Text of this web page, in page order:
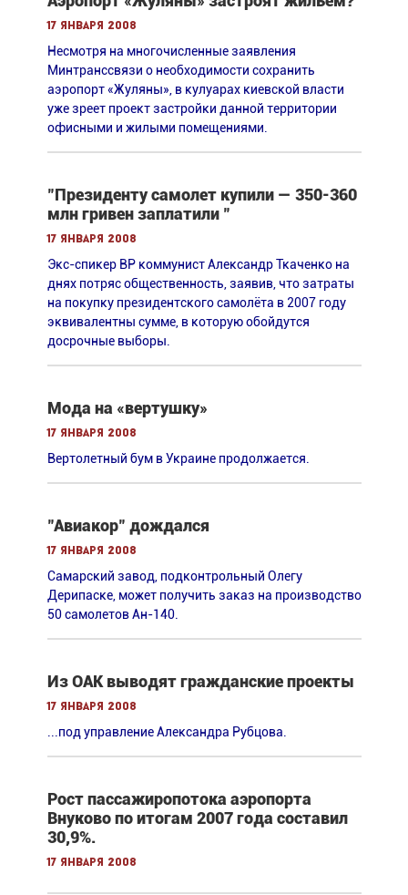
17 января 2008
Несмотря на многочисленные заявления
Минтранссвязи о необходимости сохранить
аэропорт «Жуляны», в кулуарах киевской власти
уже зреет проект застройки данной территории
офисными и жилыми помещениями.
"Президенту самолет купили — 350-360
млн гривен заплатили "
17 января 2008
Экс-спикер ВР коммунист Александр Ткаченко на
днях потряс общественность, заявив, что затраты
на покупку президентского самолёта в 2007 году
эквивалентны сумме, в которую обойдутся
досрочные выборы.
Мода на «вертушку»
17 января 2008
Вертолетный бум в Украине продолжается.
"Авиакор" дождался
17 января 2008
Cамарский завод, подконтрольный Олегу
Дерипаске, может получить заказ на производство
50 самолетов Ан-140.
Из ОАК выводят гражданские проекты
17 января 2008
...под управление Александра Рубцова.
Рост пассажиропотока аэропорта
Внуково по итогам 2007 года составил
30,9%.
17 января 2008